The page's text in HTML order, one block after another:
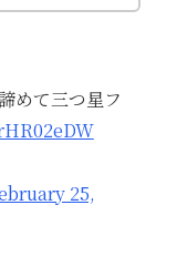
めて三つ星フ
25,